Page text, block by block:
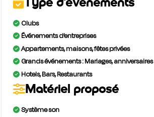
Clubs
Événements d’entreprises
Appartements, maisons, fêtes privées
Grands événements : Mariages, anniversaires
Hotels, Bars, Restaurants
Matériel proposé
Système son